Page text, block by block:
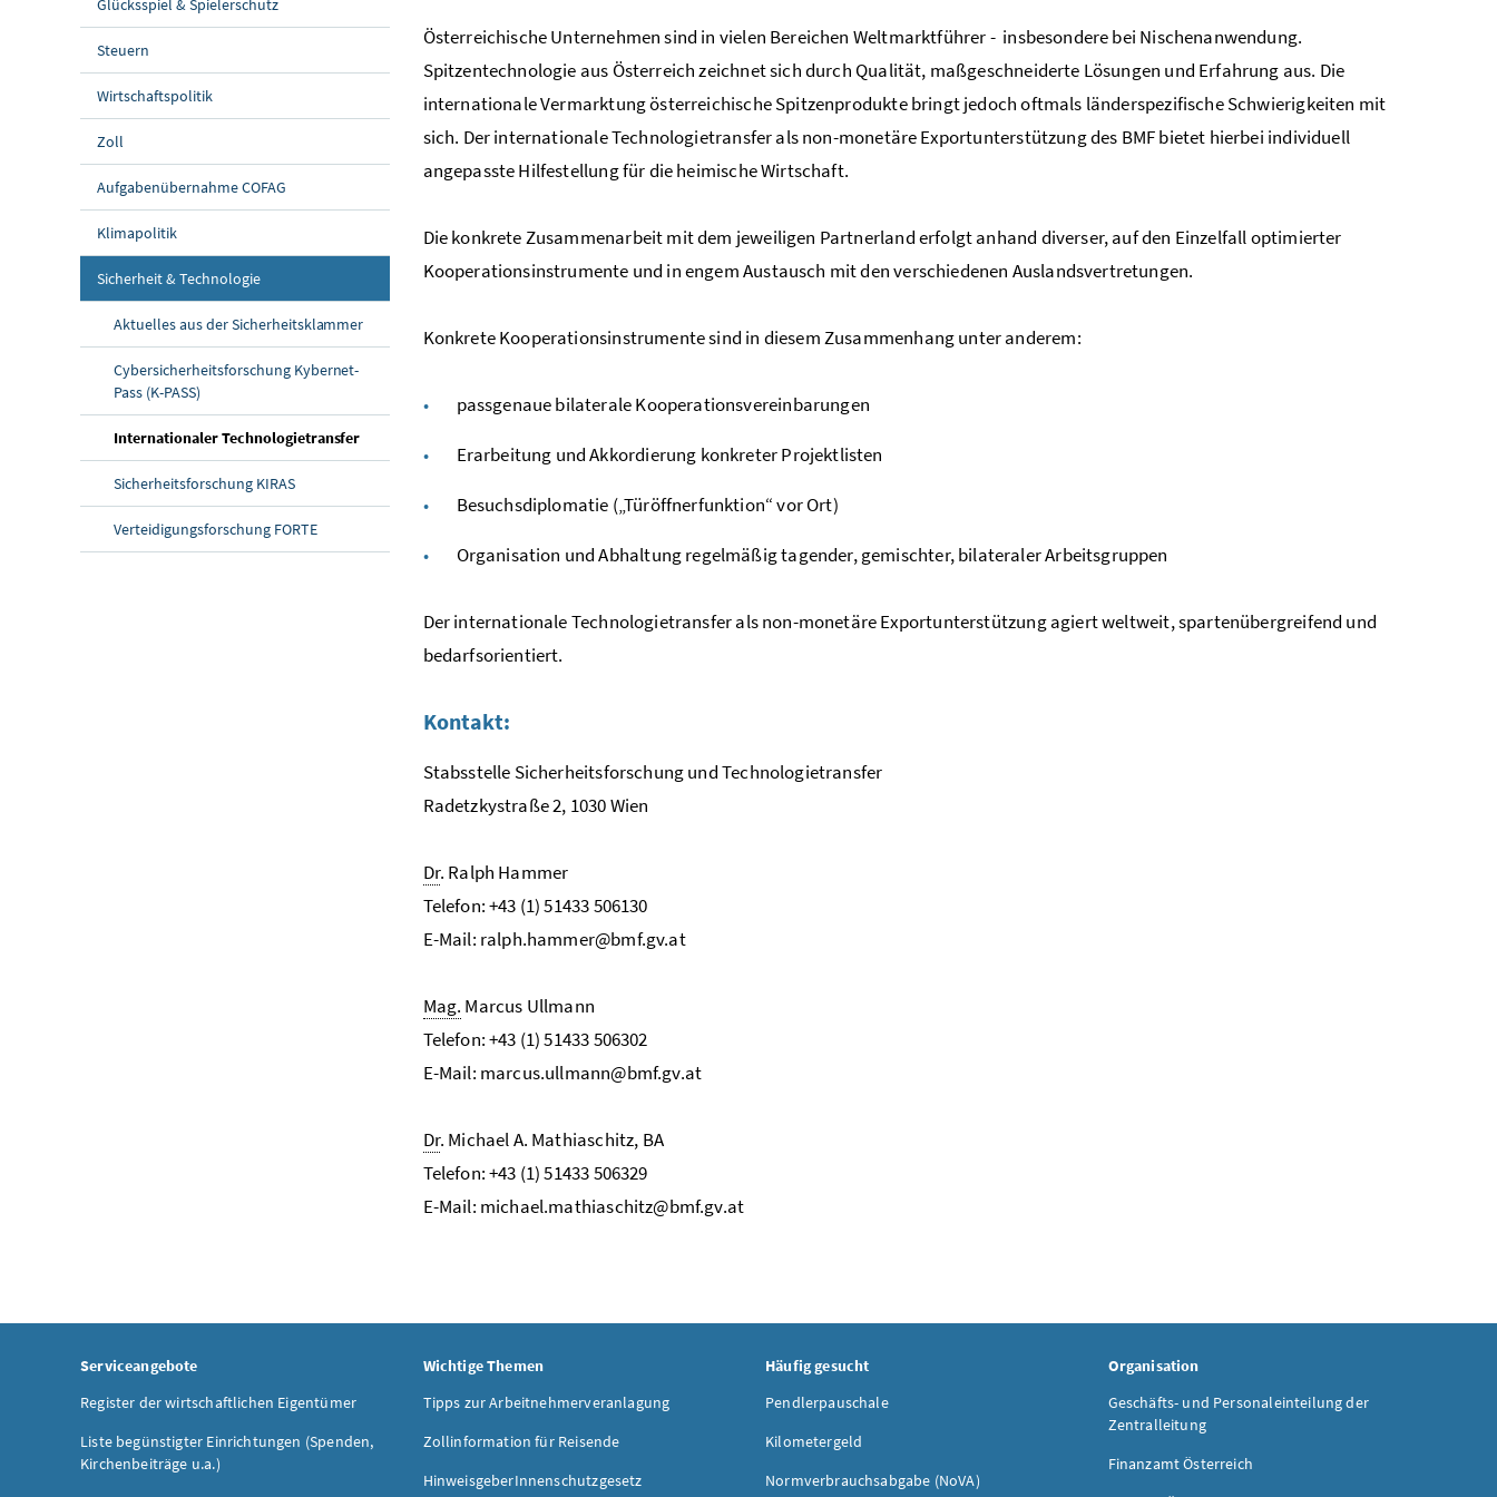
Steuern
Wirtschaftspolitik
Zoll
Aufgabenübernahme COFAG
Klimapolitik
Sicherheit & Technologie
Aktuelles aus der Sicherheitsklammer
Cybersicherheitsforschung Kybernet-
Pass (K-PASS)
Internationaler Technologietransfer(aktuelle Seite)
Sicherheitsforschung KIRAS
Verteidigungsforschung FORTE
Österreichische Unternehmen sind in vielen Bereichen Weltmarktführer - insbesondere bei Nischenanwendung.
Spitzentechnologie aus Österreich zeichnet sich durch Qualität, maßgeschneiderte Lösungen und Erfahrung aus. Die
internationale Vermarktung österreichische Spitzenprodukte bringt jedoch oftmals länderspezifische Schwierigkeiten mit
sich. Der internationale Technologietransfer als non-monetäre Exportunterstützung des BMF bietet hierbei individuell
angepasste Hilfestellung für die heimische Wirtschaft.
Die konkrete Zusammenarbeit mit dem jeweiligen Partnerland erfolgt anhand diverser, auf den Einzelfall optimierter
Kooperationsinstrumente und in engem Austausch mit den verschiedenen Auslandsvertretungen.
Konkrete Kooperationsinstrumente sind in diesem Zusammenhang unter anderem:
passgenaue bilaterale Kooperationsvereinbarungen
Erarbeitung und Akkordierung konkreter Projektlisten
Besuchsdiplomatie („Türöffnerfunktion“ vor Ort)
Organisation und Abhaltung regelmäßig tagender, gemischter, bilateraler Arbeitsgruppen
Der internationale Technologietransfer als non-monetäre Exportunterstützung agiert weltweit, spartenübergreifend und
bedarfsorientiert.
Kontakt:
Stabsstelle Sicherheitsforschung und Technologietransfer
Radetzkystraße 2, 1030 Wien
Dr. Ralph Hammer
Telefon: +43 (1) 51433 506130
E-Mail: ralph.hammer@bmf.gv.at
Mag. Marcus Ullmann
Telefon: +43 (1) 51433 506302
E-Mail: marcus.ullmann@bmf.gv.at
Dr. Michael A. Mathiaschitz, BA
Telefon: +43 (1) 51433 506329
E-Mail: michael.mathiaschitz@bmf.gv.at
Serviceangebote
Register der wirtschaftlichen Eigentümer
Liste begünstigter Einrichtungen (Spenden,
Kirchenbeiträge u.a.)
Wichtige Themen
Tipps zur Arbeitnehmerveranlagung
Zollinformation für Reisende
HinweisgeberInnenschutzgesetz
Häufig gesucht
Pendlerpauschale
Kilometergeld
Normverbrauchsabgabe (NoVA)
Organisation
Geschäfts- und Personaleinteilung der
Zentralleitung
Finanzamt Österreich